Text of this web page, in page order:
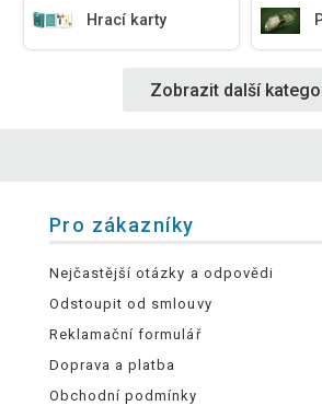
Hrací karty
Zobrazit další
Pro zákazníky
Nejčastější otázky a odpovědi
Odstoupit od smlouvy
Reklamační formulář
Doprava a platba
Obchodní podmínky